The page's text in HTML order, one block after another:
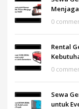
0
Rental
0
Sewa
untuk